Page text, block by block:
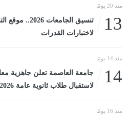
منذ 20 يومًا
13
تنسيق
لاختبارات القدرات
منذ 14 يومًا
14
جامعة العاصمة تعلن جاهزية
لاستقبال طلاب ثانوية عامة 2026
منذ 16 يومًا